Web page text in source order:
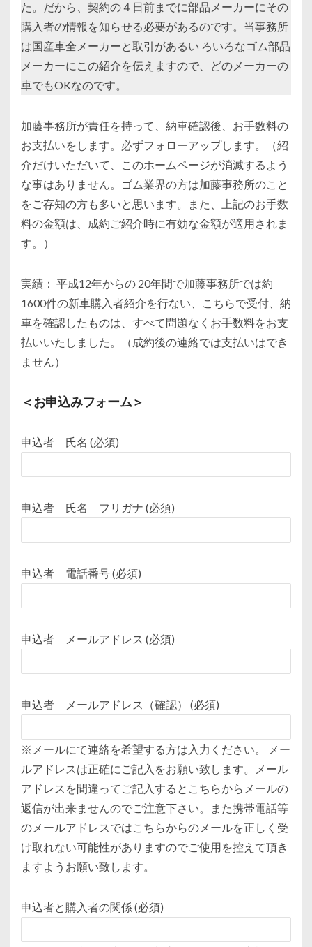
た。だから、契約の４日前までに部品メーカーにその
購入者の情報を知らせる必要があるのです。当事務所
は国産車全メーカーと取引があるい ろいろなゴム部品
メーカーにこの紹介を伝えますので、どのメーカーの
車でもOKなのです。
加藤事務所が責任を持って、納車確認後、お手数料の
お支払いをします。必ずフォローアップします。（紹
介だけいただいて、このホームページが消滅するよう
な事はありません。ゴム業界の方は加藤事務所のこと
をご存知の方も多いと思います。また、上記のお手数
料の金額は、成約ご紹介時に有効な金額が適用されま
す。）
実績： 平成12年からの 20年間で加藤事務所では約
1600件の新車購入者紹介を行ない、こちらで受付、納
車を確認したものは、すべて問題なくお手数料をお支
払いいたしました。（成約後の連絡では支払いはでき
ません）
＜お申込みフォーム＞
申込者 氏名 (必須)
申込者 氏名 フリガナ (必須)
申込者 電話番号 (必須)
申込者 メールアドレス (必須)
申込者 メールアドレス（確認） (必須)
※メールにて連絡を希望する方は入力ください。 メー
ルアドレスは正確にご記入をお願い致します。メール
アドレスを間違ってご記入するとこちらからメールの
返信が出来ませんのでご注意下さい。また携帯電話等
のメールアドレスではこちらからのメールを正しく受
け取れない可能性がありますのでご使用を控えて頂き
ますようお願い致します。
申込者と購入者の関係 (必須)